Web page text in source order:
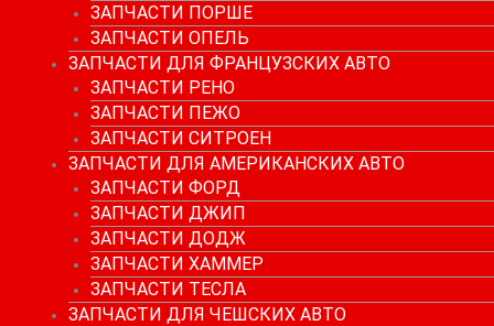
ЗАПЧАСТИ ПОРШЕ
ЗАПЧАСТИ ОПЕЛЬ
ЗАПЧАСТИ ДЛЯ ФРАНЦУЗСКИХ АВТО
ЗАПЧАСТИ РЕНО
ЗАПЧАСТИ ПЕЖО
ЗАПЧАСТИ СИТРОЕН
ЗАПЧАСТИ ДЛЯ АМЕРИКАНСКИХ АВТО
ЗАПЧАСТИ ФОРД
ЗАПЧАСТИ ДЖИП
ЗАПЧАСТИ ДОДЖ
ЗАПЧАСТИ ХАММЕР
ЗАПЧАСТИ ТЕСЛА
ЗАПЧАСТИ ДЛЯ ЧЕШСКИХ АВТО